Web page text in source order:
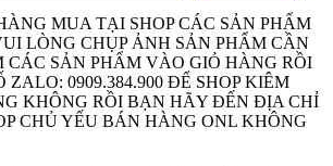
MUA TẠI SHOP CÁC SẢN PHẨM
LÒNG CHỤP ẢNH SẢN PHẨM CẦN
CÁC SẢN PHẨM VÀO GIỎ HÀNG RỒI
ZALO: 0909.384.900 ĐỂ SHOP KIÊM
KHÔNG RỒI BẠN HÃY ĐẾN ĐỊA CHỈ
CHỦ YẾU BÁN HÀNG ONL KHÔNG